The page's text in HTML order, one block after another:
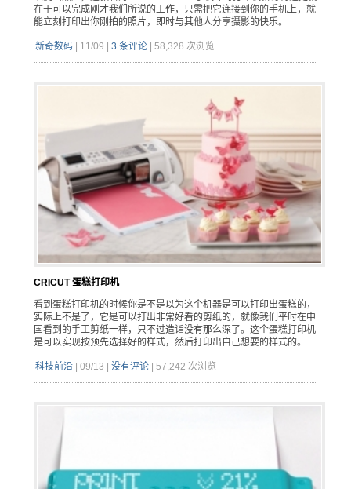
在于可以完成刚才我们所说的工作，只需把它连接到你的手机上，就
能立刻打印出你刚拍的照片，即时与其他人分享摄影的快乐。
新奇数码| 11/09 3 条评论| 58,328 次浏览
CRICUT 蛋糕打印机
看到蛋糕打印机的时候你是不是以为这个机器是可以打印出蛋糕的，
实际上不是了，它是可以打出非常好看的剪纸的，就像我们平时在中
国看到的手工剪纸一样，只不过造诣没有那么深了。这个蛋糕打印机
是可以实现按预先选择好的样式，然后打印出自己想要的样式的。
科技前沿| 09/13 | 没有评论| 57,242 次浏览